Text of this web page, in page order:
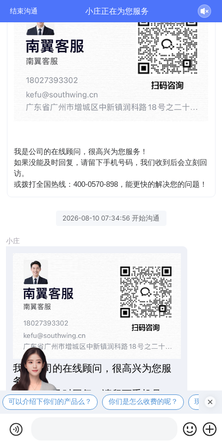
结束沟通 小庄正在为您服务
我是公司的在线顾问，很高兴为您服务！
如果没能及时回复，请留下手机号码，我们收到后会立刻回
访。
或拨打全国热线：400-0570-898，能更快的解决您的问题！
2026-08-10 07:34:56 开始沟通
小庄
我是公司的在线顾问，很高兴为您服
务！
如果没能及时回复，请留下手机号
码，我们收到后会立刻回访。
或拨打全国热线：400-0570-898，能
更快的解决您的问题！
可以介绍下你们的产品么？ 你们是怎么收费的呢？ 现在有